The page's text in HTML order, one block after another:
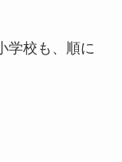
学校も、順に